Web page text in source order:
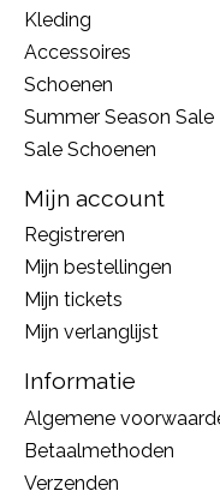
Kleding
Accessoires
Schoenen
Summer Season Sale
Sale Schoenen
Mijn account
Registreren
Mijn bestellingen
Mijn tickets
Mijn verlanglijst
Informatie
Algemene
Betaalmethoden
Verzenden